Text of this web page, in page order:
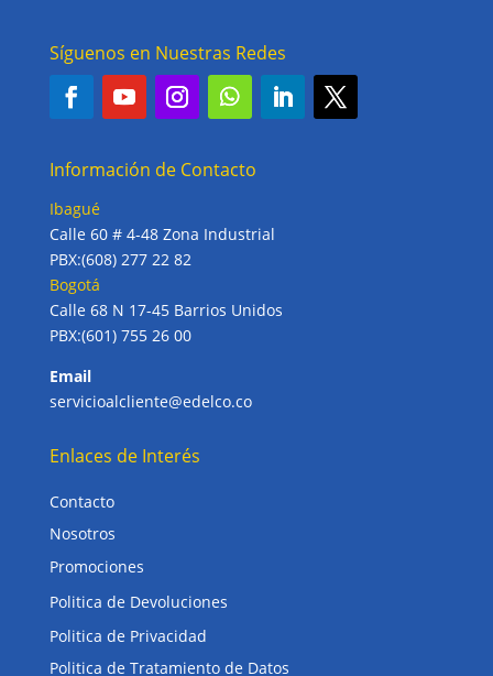
Síguenos en Nuestras Redes
Información de Contacto
Ibagué
Calle 60 # 4-48 Zona Industrial
PBX:(608) 277 22 82
Bogotá
Calle 68 N 17-45 Barrios Unidos
PBX:(601) 755 26 00
Email
servicioalcliente@edelco.co
Enlaces de Interés
Contacto
Nosotros
Promociones
Politica de Devoluciones
Politica de Privacidad
Politica de Tratamiento de Datos